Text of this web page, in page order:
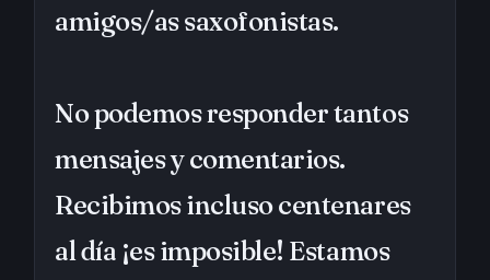
amigos/as saxofonistas.
No podemos responder tantos
mensajes y comentarios.
Recibimos incluso centenares
al día ¡es imposible! Estamos